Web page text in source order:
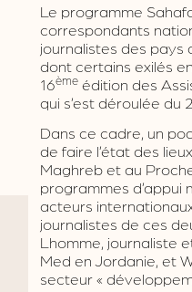
Le programme
correspondants
journalistes des pays
dont certains exilés
16èmeédition des
qui s’est déroulée du
Dans ce cadre, un
de faire l’état des
Maghreb et au
programmes
acteurs
journalistes de ces
Lhomme, journaliste
Med en Jordanie, et
secteur «